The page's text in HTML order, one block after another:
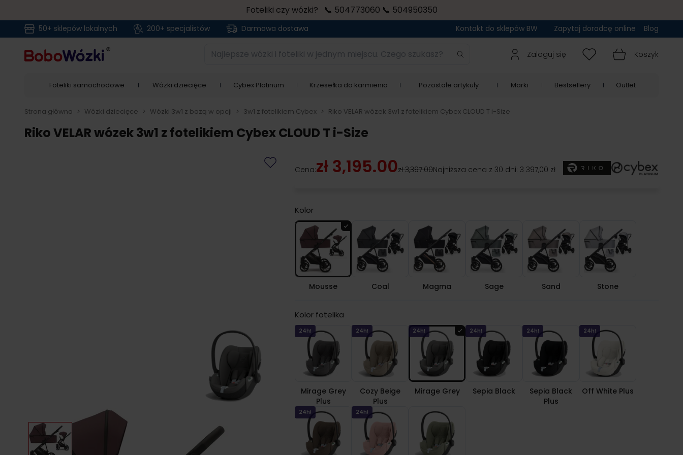
Foteliki czy wózki? 📞 504773060 📞 504950350
50+ sklepów lokalnych 200+ specjalistów Darmowa dostawa Kontakt do sklepów BW Zapytaj doradcę online Blog
Najlepsze wózki i foteliki w jednym miejscu. Czego szukasz? Zaloguj się Koszyk
Foteliki samochodowe Wózki dziecięce Cybex Platinum Krzesełka do karmienia Pozostałe artykuły Marki Bestsellery Outlet
Strona główna > Wózki dziecięce > Wózki 3w1 z bazą w opcji > 3w1 z fotelikiem Cybex > Riko VELAR wózek 3w1 z fotelikiem Cybex CLOUD T i-Size
Riko VELAR wózek 3w1 z fotelikiem Cybex CLOUD T i-Size
Cena:zł 3,195.00zł 3,397.00Najniższa cena z 30 dni: 3 397,00 zł
Kolor
Mousse Coal Magma Sage Sand Stone
Kolor fotelika
24h!
Mirage Grey
Plus
24h!
Cozy Beige
Plus
24h!
Mirage Grey
24h!
Sepia Black
24h!
Sepia Black
Plus
24h!
Off White Plus
24h! 24h!